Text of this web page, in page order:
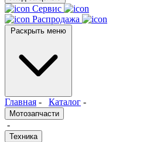
Сервис
Распродажа
Главная - Каталог -
Мотозапчасти
-
Техника